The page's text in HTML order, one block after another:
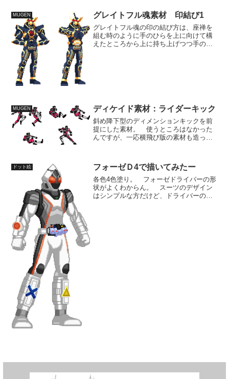
妙。 これだけ複雑だと、やはり2次元資
料では不安定な作画に...
MUGEN グレイトフル魂素材 印結び1
グレイトフル魂の印の結び方は、座禅を
組む時のように手のひらを上に向けて構
えたところから上に持ち上げつつ手のひ
MUGEN ディケイド素材：ライダーキック
斜め降下型のディメンションキックを前
提にした素材。 使うところはなかった
んですが、一応横飛び版の素材も造って
かな？止まったのを見ると、なんだかち
ょこんと座ったように見え...
ドット絵 フォーゼＤ4で描いてみたー
各色4色塗り。 フォーゼドライバーの形
状がよくわからん。 スーツのデザイン
はシンプルな方だけど、ドライバーの形